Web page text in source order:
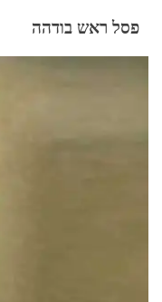
פסל ראש בודהה